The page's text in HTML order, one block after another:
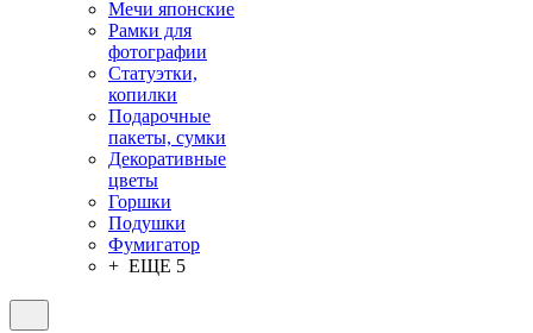
Мечи японские
Рамки для
фотографии
Статуэтки,
копилки
Подарочные
пакеты, сумки
Декоративные
цветы
Горшки
Подушки
Фумигатор
+ ЕЩЕ 5